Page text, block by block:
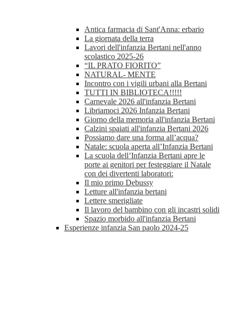
Antica farmacia di Sant'Anna: erbario
La giornata della terra
Lavori dell'infanzia Bertani nell'anno
scolastico 2025-26
“IL PRATO FIORITO”
NATURAL- MENTE
Incontro con i vigili urbani alla Bertani
TUTTI IN BIBLIOTECA!!!!!
Carnevale 2026 all'infanzia Bertani
Libriamoci 2026 Infanzia Bertani
Giorno della memoria all'infanzia Bertani
Calzini spaiati all'infanzia Bertani 2026
Possiamo dare una forma all’acqua?
Natale: scuola aperta all’Infanzia Bertani
La scuola dell’Infanzia Bertani apre le
porte ai genitori per festeggiare il Natale
con dei divertenti laboratori:
Il mio primo Debussy
Letture all'infanzia bertani
Lettere smerigliate
Il lavoro del bambino con gli incastri solidi
Spazio morbido all'infanzia Bertani
Esperienze infanzia San paolo 2024-25